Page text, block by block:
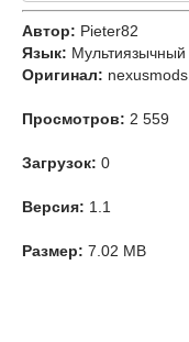
Автор: Pieter82
Язык: Мультиязычный
Оригинал:
Просмотров: 2 559
Загрузок: 0
Версия: 1.1
Размер: 7.02 MB